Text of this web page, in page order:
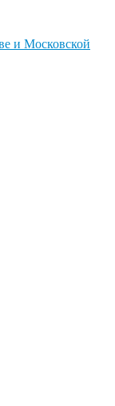
и Московской